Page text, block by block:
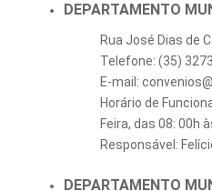
DEPARTAMENTO
Rua José Dias de
Telefone: (35)
E-mail:
Horário de
Feira, das 08: 00h
Responsável:
DEPARTAMENTO